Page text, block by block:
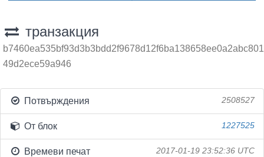
транзакция
b7460ea535bf93d3b3bdd2f9678d12f6ba138658ee0a2abc801
49d2ece59a946
Потвърждения 2508527
От блок 1227525
Времеви печат 2017-01-19 23:52:36 UTC